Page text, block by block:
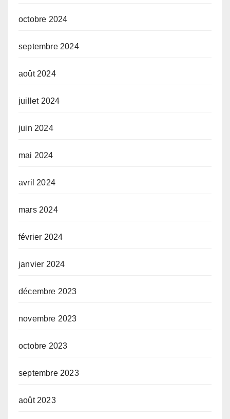
octobre 2024
septembre 2024
août 2024
juillet 2024
juin 2024
mai 2024
avril 2024
mars 2024
février 2024
janvier 2024
décembre 2023
novembre 2023
octobre 2023
septembre 2023
août 2023